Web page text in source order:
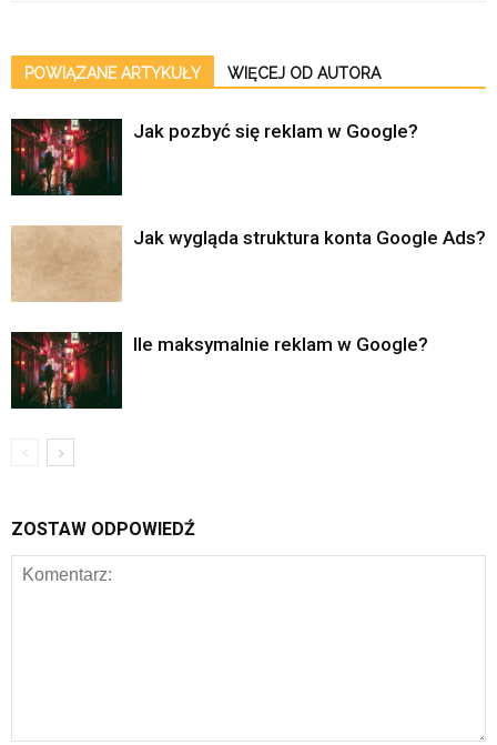
POWIĄZANE ARTYKUŁY WIĘCEJ OD AUTORA
Jak pozbyć się reklam w Google?
Jak wygląda struktura konta Google Ads?
Ile maksymalnie reklam w Google?
ZOSTAW ODPOWIEDŹ